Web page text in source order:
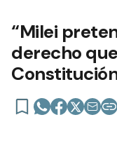
“Milei
derecho